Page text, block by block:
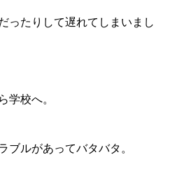
ったりして遅れてしまいまし
学校へ。
ブルがあってバタバタ。